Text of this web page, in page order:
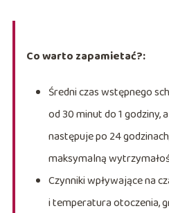
Co warto zapamietać?:
Średni czas wstępnego
od 30 minut do 1 godziny,
następuje po 24
maksymalną
Czynniki wpływające na
i temperatura otoczenia,